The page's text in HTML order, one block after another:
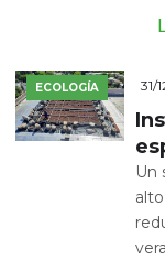
ECOLOGÍA 31/
Un